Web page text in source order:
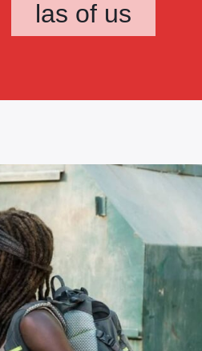
las of us